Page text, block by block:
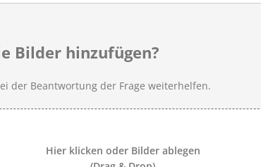
Bilder hinzufügen?
der Beantwortung der Frage weiterhelfen.
Hier klicken oder Bilder ablegen